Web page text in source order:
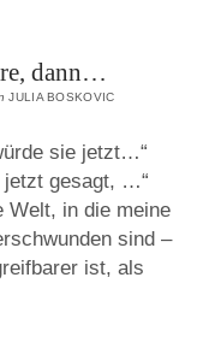
dann…
JULIA BOSKOVIC
sie jetzt…“
jetzt gesagt, …“
Welt, in die meine
sind –
ist, als